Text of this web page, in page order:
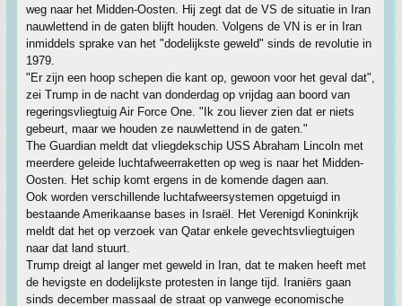
weg naar het Midden-Oosten. Hij zegt dat de VS de situatie in Iran
nauwlettend in de gaten blijft houden. Volgens de VN is er in Iran
inmiddels sprake van het "dodelijkste geweld" sinds de revolutie in
1979.
"Er zijn een hoop schepen die kant op, gewoon voor het geval dat",
zei Trump in de nacht van donderdag op vrijdag aan boord van
regeringsvliegtuig Air Force One. "Ik zou liever zien dat er niets
gebeurt, maar we houden ze nauwlettend in de gaten."
The Guardian meldt dat vliegdekschip USS Abraham Lincoln met
meerdere geleide luchtafweerraketten op weg is naar het Midden-
Oosten. Het schip komt ergens in de komende dagen aan.
Ook worden verschillende luchtafweersystemen opgetuigd in
bestaande Amerikaanse bases in Israël. Het Verenigd Koninkrijk
meldt dat het op verzoek van Qatar enkele gevechtsvliegtuigen
naar dat land stuurt.
Trump dreigt al langer met geweld in Iran, dat te maken heeft met
de hevigste en dodelijkste protesten in lange tijd. Iraniërs gaan
sinds december massaal de straat op vanwege economische